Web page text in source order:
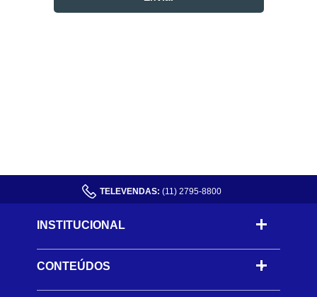
TELEVENDAS: (11) 2795-8800
INSTITUCIONAL
CONTEÚDOS -